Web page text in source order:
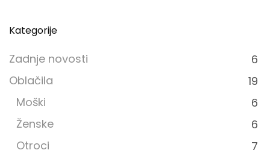
Kategorije
Zadnje novosti
6
Oblačila
19
Moški
6
Ženske
6
Otroci
7